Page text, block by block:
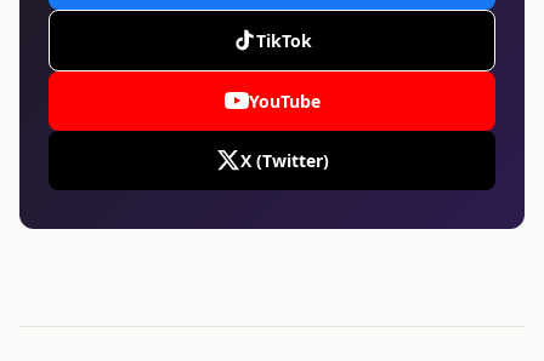
TikTok
YouTube
X (Twitter)